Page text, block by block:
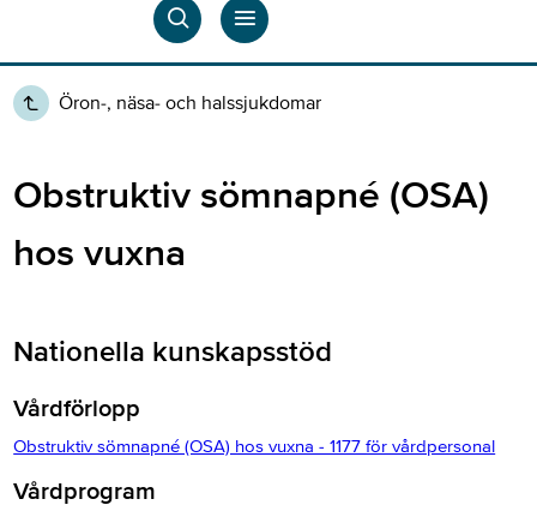
Öron-, näsa- och halssjukdomar
Obstruktiv sömnapné (OSA)
hos vuxna
Nationella kunskapsstöd
Vårdförlopp
Obstruktiv sömnapné (OSA) hos vuxna - 1177 för vårdpersonal
Vårdprogram